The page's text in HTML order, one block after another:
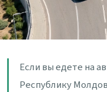
Если вы едете на
Республику